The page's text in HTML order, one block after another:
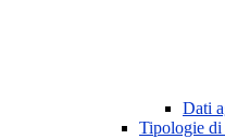
Dati
Tipologie di